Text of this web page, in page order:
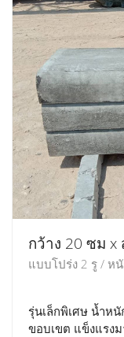
กว้าง 20 ซม x
แบบโปร่ง 2 รู / ห
รุ่นเล็กพิเศษ น้ำห
ขอบเขต แข็งแรง